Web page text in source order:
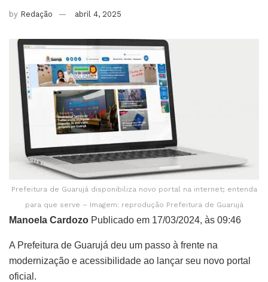
by Redação abril 4, 2025
Prefeitura de Guarujá disponibiliza novo portal na internet; entenda
para que serve – Imagem: reprodução Prefeitura de Guarujá
Manoela Cardozo Publicado em 17/03/2024, às 09:46
A Prefeitura de Guarujá deu um passo à frente na
modernização e acessibilidade ao lançar seu novo portal
oficial.